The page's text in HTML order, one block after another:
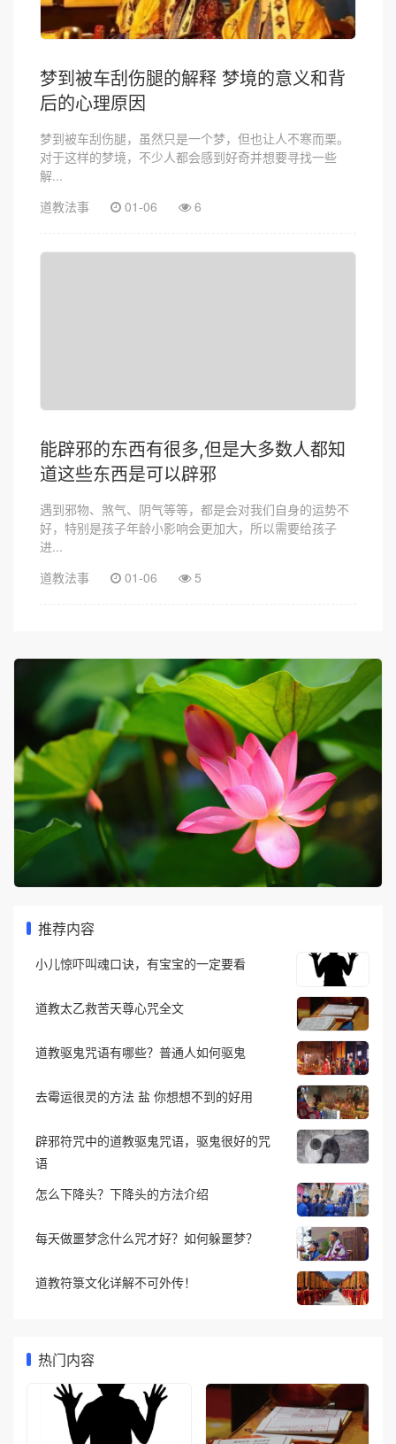
梦到被车刮伤腿的解释 梦境的意义和背
后的心理原因
梦到被车刮伤腿，虽然只是一个梦，但也让人不寒而栗。
对于这样的梦境，不少人都会感到好奇并想要寻找一些
解...
道教法事
01-06 6
能辟邪的东西有很多,但是大多数人都知
道这些东西是可以辟邪
遇到邪物、煞气、阴气等等，都是会对我们自身的运势不
好，特别是孩子年龄小影响会更加大，所以需要给孩子
进...
道教法事
01-06 5
推荐内容
小儿惊吓叫魂口诀，有宝宝的一定要看
道教太乙救苦天尊心咒全文
道教驱鬼咒语有哪些？普通人如何驱鬼
去霉运很灵的方法 盐 你想想不到的好用
辟邪符咒中的道教驱鬼咒语，驱鬼很好的咒
语
怎么下降头？下降头的方法介绍
每天做噩梦念什么咒才好？如何躲噩梦？
道教符箓文化详解不可外传！
热门内容